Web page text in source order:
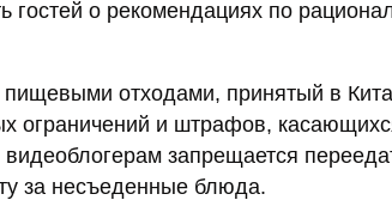
гостей о рекомендациях по
отходами, принятый в
ограничений и штрафов,
запрещается
за несъеденные блюда.